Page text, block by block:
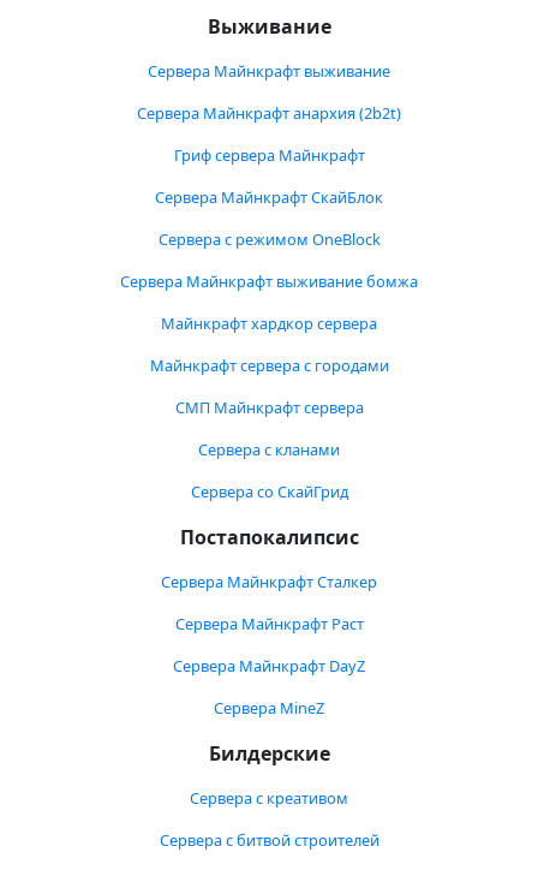
Выживание
Сервера Майнкрафт выживание
Сервера Майнкрафт анархия (2b2t)
Гриф сервера Майнкрафт
Сервера Майнкрафт СкайБлок
Сервера с режимом OneBlock
Сервера Майнкрафт выживание бомжа
Майнкрафт хардкор сервера
Майнкрафт сервера с городами
СМП Майнкрафт сервера
Сервера с кланами
Сервера со СкайГрид
Постапокалипсис
Сервера Майнкрафт Сталкер
Сервера Майнкрафт Раст
Сервера Майнкрафт DayZ
Сервера MineZ
Билдерские
Сервера с креативом
Сервера с битвой строителей